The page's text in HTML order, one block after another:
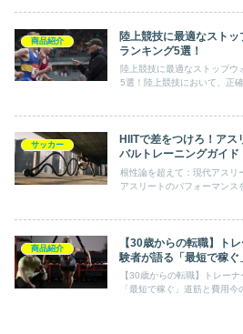
商品紹介
陸上競技に最適なスト
ランキング5選！
陸上競技に最適なストップウ
5選！陸上競技において、正
サッカー
HIITで差をつけろ！ア
バルトレーニングガイド
根性論を超えて：現代アスリ
アスリートのパフォーマンス
商品紹介
【30歳からの転職】ト
験者が語る「最短で稼ぐ
【30歳からの転職】トレー
「最短で稼ぐ」道筋と費用今